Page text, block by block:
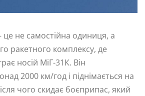
не самостійна одиниця, а
ракетного комплексу, де
носій МіГ-31К. Він
2000 км/год і піднімається на
чого скидає боєприпас, який